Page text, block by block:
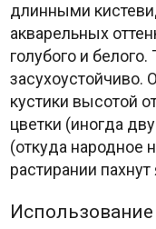
длинными
акварельных
голубого и
кустики высотой
цветки (иногда
(откуда народное
растирании
Использование